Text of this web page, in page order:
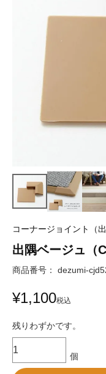
コーナージョイント（出
出隅ベージュ（
商品番号 dezumi-
¥1,100税込
残りわずかです。